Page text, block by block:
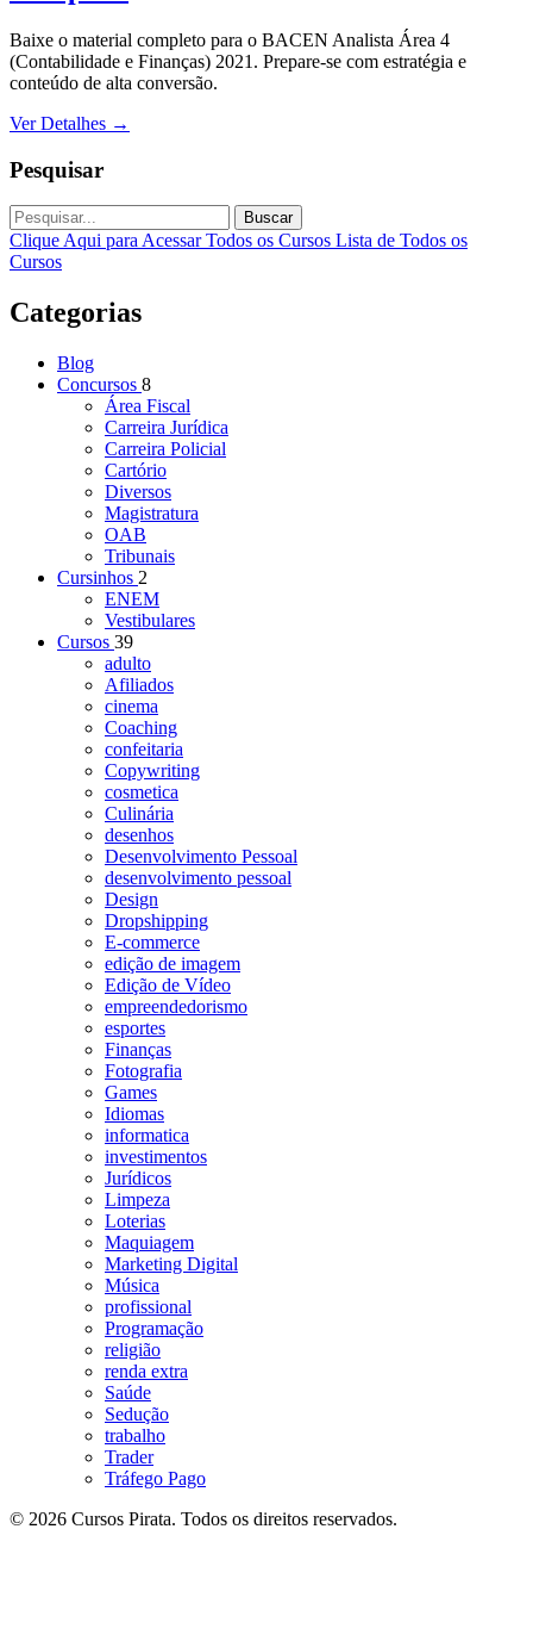
Baixe o material completo para o BACEN Analista Área 4
(Contabilidade e Finanças) 2021. Prepare-se com estratégia e
conteúdo de alta conversão.
Ver Detalhes →
Pesquisar
Buscar
Clique Aqui para Acessar Todos os Cursos Lista de Todos os
Cursos
Categorias
Blog
Concursos 8
Área Fiscal
Carreira Jurídica
Carreira Policial
Cartório
Diversos
Magistratura
OAB
Tribunais
Cursinhos 2
ENEM
Vestibulares
Cursos 39
adulto
Afiliados
cinema
Coaching
confeitaria
Copywriting
cosmetica
Culinária
desenhos
Desenvolvimento Pessoal
desenvolvimento pessoal
Design
Dropshipping
E-commerce
edição de imagem
Edição de Vídeo
empreendedorismo
esportes
Finanças
Fotografia
Games
Idiomas
informatica
investimentos
Jurídicos
Limpeza
Loterias
Maquiagem
Marketing Digital
Música
profissional
Programação
religião
renda extra
Saúde
Sedução
trabalho
Trader
Tráfego Pago
© 2026 Cursos Pirata. Todos os direitos reservados.